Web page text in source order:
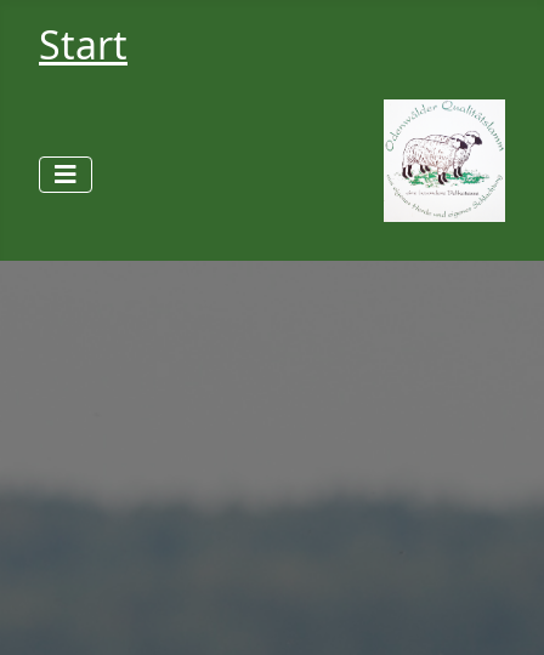
Start